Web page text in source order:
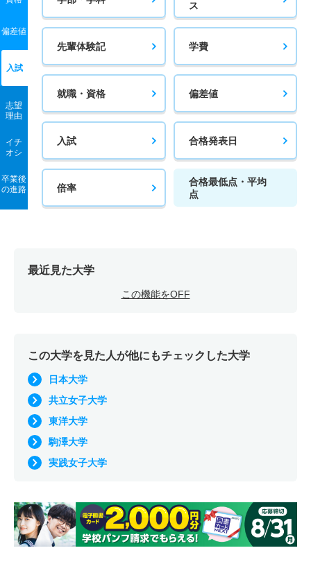
偏差値
入試
志望
理由
イチ
オシ
卒業後
の進路
ス
先輩体験記 学費
就職・資格 偏差値
入試 合格発表日
倍率
合格最低点・平均
点
最近見た大学
この機能をOFF
この大学を見た人が他にもチェックした大学
日本大学
共立女子大学
東洋大学
駒澤大学
実践女子大学